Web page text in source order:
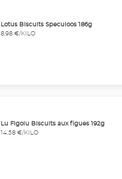
Lotus Biscuits Speculoos 186g
8,98 €/KILO
Lu Figolu Biscuits aux figues 192g
14,58 €/KILO